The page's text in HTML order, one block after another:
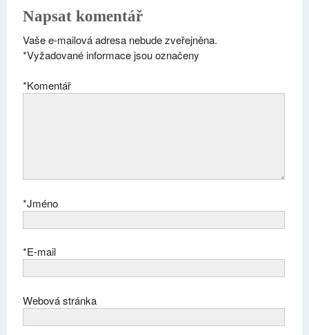
Napsat komentář
Vaše e-mailová adresa nebude zveřejněna.
Vyžadované informace jsou označeny
*
Komentář
*
Jméno
*
E-mail
*
Webová stránka